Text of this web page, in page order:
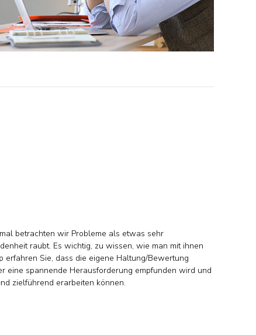
betrachten wir Probleme als etwas sehr
raubt. Es wichtig, zu wissen, wie man mit ihnen
erfahren Sie, dass die eigene Haltung/Bewertung
eine spannende Herausforderung empfunden wird und
zielführend erarbeiten können.